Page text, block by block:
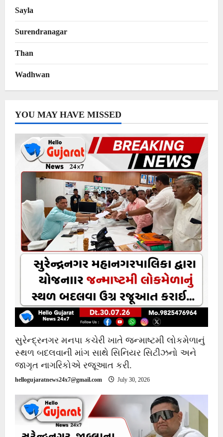
Sayla
Surendranagar
Than
Wadhwan
YOU MAY HAVE MISSED
સુરેન્દ્રનગર મનપા કચેરી ખાતે જન્માષ્ટમી લોકમેળાનું
સ્થળ બદલવાની માંગ સાથે સિનિયર સિટીઝનો અને
જાગૃત નાગરિકોએ રજૂઆત કરી.
hellogujaratnews24x7@gmail.com July 30, 2026